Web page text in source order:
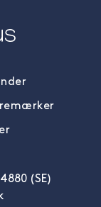
(SE)